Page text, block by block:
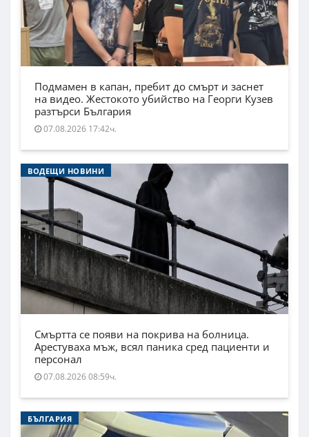
Подмамен в капан, пребит до смърт и заснет
на видео. Жестокото убийство на Георги Кузев
разтърси България
07.08.2026 17:42ч.
ВОДЕЩИ НОВИНИ
Смъртта се появи на покрива на болница.
Арестуваха мъж, всял паника сред пациенти и
персонал
07.08.2026 08:59ч.
БЪЛГАРИЯ